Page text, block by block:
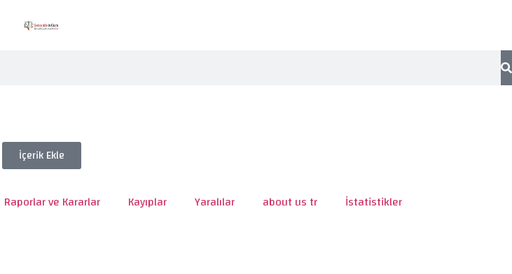
İçerik Ekle
Raporlar ve Kararlar Kayıplar Yaralılar about us tr İstatistikler